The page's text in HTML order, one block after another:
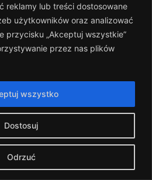
reklamy lub treści dostosowane
użytkowników oraz analizować
przycisku „Akceptuj wszystkie”
przez nas plików
Dostosuj
Odrzuć
wszystko
(17)
2-10
Boisko A
vs KKS Hasiok
04-07
(16)
5-0